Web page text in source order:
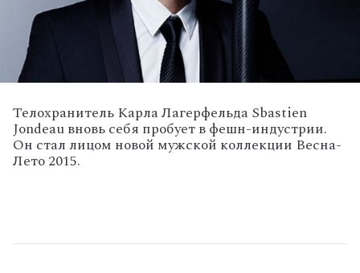
Телохранитель Карла Лагерфельда Sbastien
Jondeau вновь себя пробует в фешн-индустрии.
Он стал лицом новой мужской коллекции Весна-
Лето 2015.